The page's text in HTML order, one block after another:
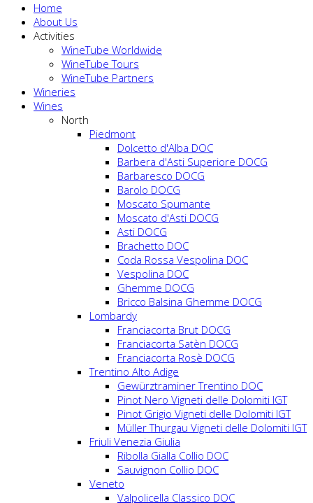
Home
About Us
Activities
WineTube Worldwide
WineTube Tours
WineTube Partners
Wineries
Wines
North
Piedmont
Dolcetto d'Alba DOC
Barbera d'Asti Superiore DOCG
Barbaresco DOCG
Barolo DOCG
Moscato Spumante
Moscato d'Asti DOCG
Asti DOCG
Brachetto DOC
Coda Rossa Vespolina DOC
Vespolina DOC
Ghemme DOCG
Bricco Balsina Ghemme DOCG
Lombardy
Franciacorta Brut DOCG
Franciacorta Satèn DOCG
Franciacorta Rosè DOCG
Trentino Alto Adige
Gewürztraminer Trentino DOC
Pinot Nero Vigneti delle Dolomiti IGT
Pinot Grigio Vigneti delle Dolomiti IGT
Müller Thurgau Vigneti delle Dolomiti IGT
Friuli Venezia Giulia
Ribolla Gialla Collio DOC
Sauvignon Collio DOC
Veneto
Valpolicella Classico DOC